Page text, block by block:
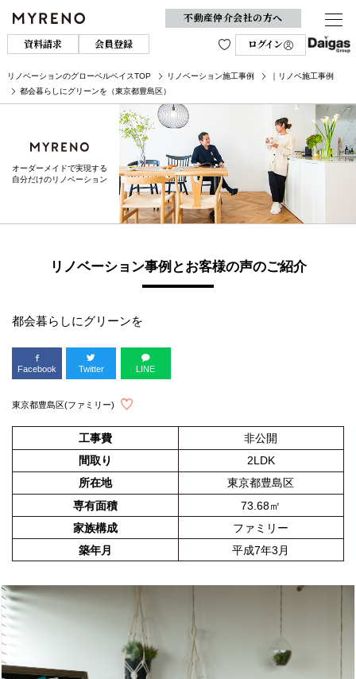
不動産仲介会社の方へ
資料請求
会員登録 ログイン
リノベーションのグローベルベイスTOP リノベーション施工事例
｜リノベ施工事例
都会暮らしにグリーンを（東京都豊島区）
オーダーメイドで実現する
自分だけのリノベーション
リノベーション事例とお客様の声のご紹介
都会暮らしにグリーンを
Facebook Twitter LINE
東京都豊島区(ファミリー)
工事費
非公開
間取り
2LDK
所在地
東京都豊島区
専有面積
73.68㎡
家族構成
ファミリー
築年月
平成7年3月